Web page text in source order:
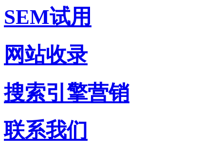
SEM试用
网站收录
搜索引擎营销
联系我们